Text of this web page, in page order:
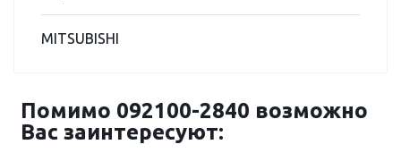
MITSUBISHI
Помимо 092100-2840 возможно
Вас заинтересуют: